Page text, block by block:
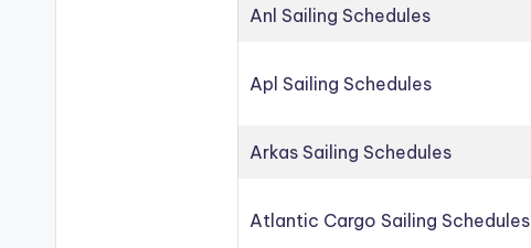
Anl Sailing Schedules
Apl Sailing Schedules
Arkas Sailing Schedules
Atlantic Cargo Sailing Schedules